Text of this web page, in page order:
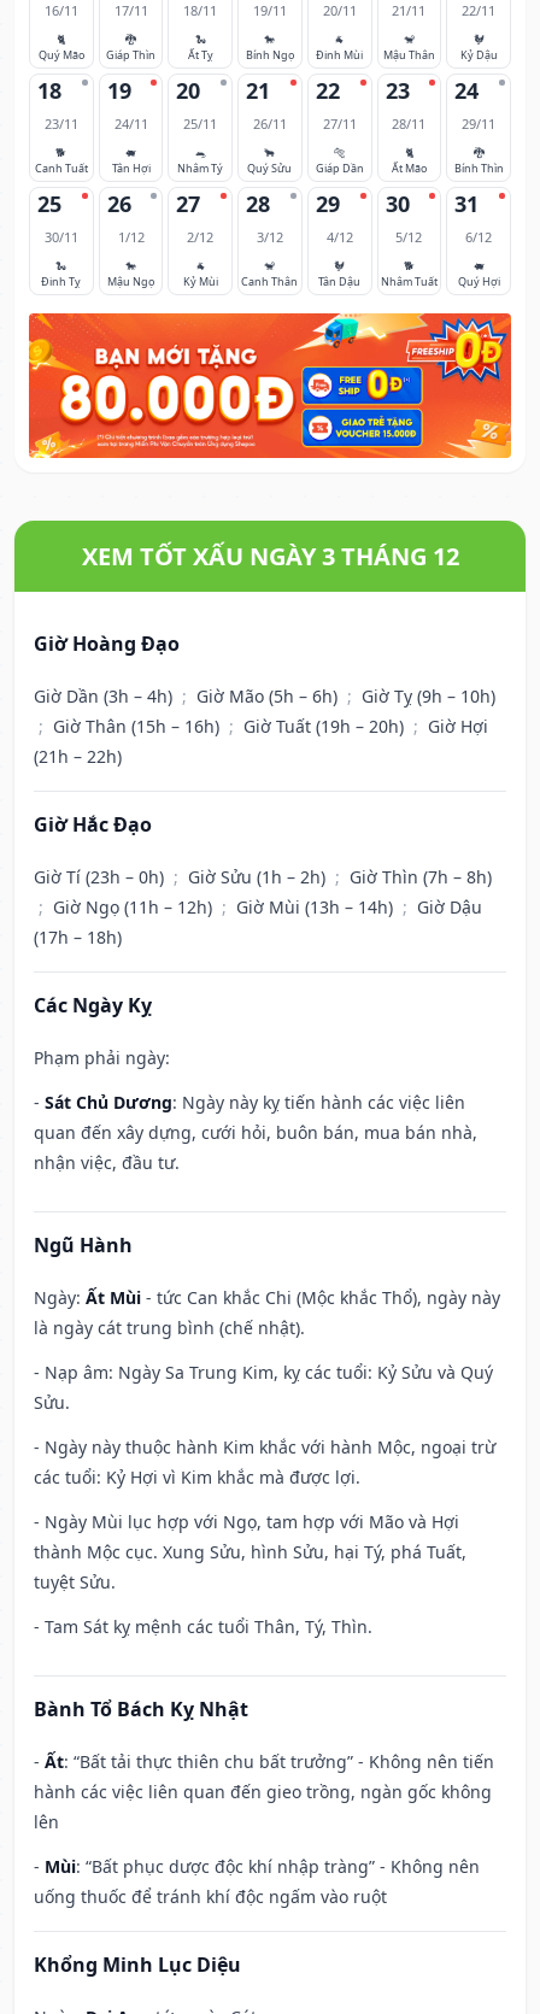
16/11
🐈
Quý Mão
17/11
🐉
Giáp Thìn
18/11
🐍
Ất Tỵ
19/11
🐎
Bính Ngọ
20/11
🐐
Đinh Mùi
21/11
🐒
Mậu Thân
22/11
🐓
Kỷ Dậu
18
23/11
🐕
Canh Tuất
19
24/11
🐖
Tân Hợi
20
25/11
🐀
Nhâm Tý
21
26/11
🐂
Quý Sửu
22
27/11
🐅
Giáp Dần
23
28/11
🐈
Ất Mão
24
29/11
🐉
Bính Thìn
25
30/11
🐍
Đinh Tỵ
26
1/12
🐎
Mậu Ngọ
27
2/12
🐐
Kỷ Mùi
28
3/12
🐒
Canh Thân
29
4/12
🐓
Tân Dậu
30
5/12
🐕
Nhâm Tuất
31
6/12
🐖
Quý Hợi
XEM TỐT XẤU NGÀY 3 THÁNG 12
Giờ Hoàng Đạo
Giờ Dần (3h – 4h) ; Giờ Mão (5h – 6h) ; Giờ Tỵ (9h – 10h)
; Giờ Thân (15h – 16h) ; Giờ Tuất (19h – 20h) ; Giờ Hợi
(21h – 22h)
Giờ Hắc Đạo
Giờ Tí (23h – 0h) ; Giờ Sửu (1h – 2h) ; Giờ Thìn (7h – 8h)
; Giờ Ngọ (11h – 12h) ; Giờ Mùi (13h – 14h) ; Giờ Dậu
(17h – 18h)
Các Ngày Kỵ
Phạm phải ngày:
- Sát Chủ Dương: Ngày này kỵ tiến hành các việc liên
quan đến xây dựng, cưới hỏi, buôn bán, mua bán nhà,
nhận việc, đầu tư.
Ngũ Hành
Ngày: Ất Mùi - tức Can khắc Chi (Mộc khắc Thổ), ngày này
là ngày cát trung bình (chế nhật).
- Nạp âm: Ngày Sa Trung Kim, kỵ các tuổi: Kỷ Sửu và Quý
Sửu.
- Ngày này thuộc hành Kim khắc với hành Mộc, ngoại trừ
các tuổi: Kỷ Hợi vì Kim khắc mà được lợi.
- Ngày Mùi lục hợp với Ngọ, tam hợp với Mão và Hợi
thành Mộc cục. Xung Sửu, hình Sửu, hại Tý, phá Tuất,
tuyệt Sửu.
- Tam Sát kỵ mệnh các tuổi Thân, Tý, Thìn.
Bành Tổ Bách Kỵ Nhật
- Ất: “Bất tải thực thiên chu bất trưởng” - Không nên tiến
hành các việc liên quan đến gieo trồng, ngàn gốc không
lên
- Mùi: “Bất phục dược độc khí nhập tràng” - Không nên
uống thuốc để tránh khí độc ngấm vào ruột
Khổng Minh Lục Diệu